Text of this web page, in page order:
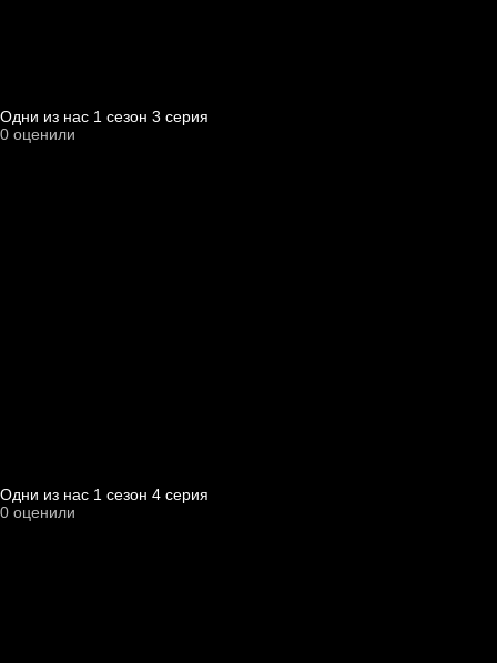
Одни из нас 1 cезон 3 cерия
0 оценили
Одни из нас 1 cезон 4 cерия
0 оценили